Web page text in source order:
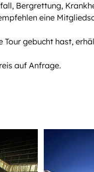
Bergrettung,
eine
Tour gebucht hast,
auf Anfrage.